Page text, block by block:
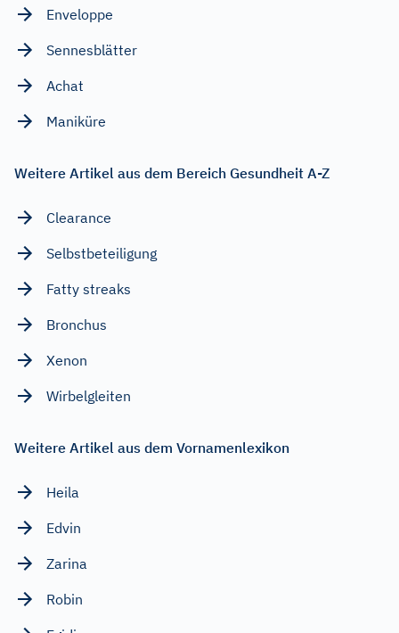
Enveloppe
Sennesblätter
Achat
Maniküre
Weitere Artikel aus dem Bereich Gesundheit A-Z
Clearance
Selbstbeteiligung
Fatty streaks
Bronchus
Xenon
Wirbelgleiten
Weitere Artikel aus dem Vornamenlexikon
Heila
Edvin
Zarina
Robin